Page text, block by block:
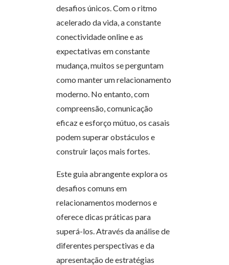
desafios únicos. Com o ritmo
acelerado da vida, a constante
conectividade online e as
expectativas em constante
mudança, muitos se perguntam
como manter um relacionamento
moderno. No entanto, com
compreensão, comunicação
eficaz e esforço mútuo, os casais
podem superar obstáculos e
construir laços mais fortes.
Este guia abrangente explora os
desafios comuns em
relacionamentos modernos e
oferece dicas práticas para
superá-los. Através da análise de
diferentes perspectivas e da
apresentação de estratégias